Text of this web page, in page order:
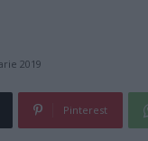
2019
Pinterest